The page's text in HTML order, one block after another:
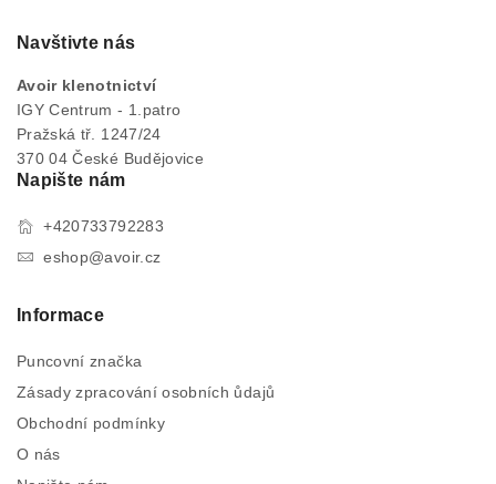
Navštivte nás
Avoir klenotnictví
IGY Centrum - 1.patro
Pražská tř. 1247/24
370 04 České Budějovice
Napište nám
+420733792283
eshop@avoir.cz
Informace
Puncovní značka
Zásady zpracování osobních ůdajů
Obchodní podmínky
O nás